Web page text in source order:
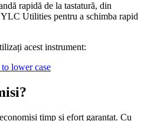
rapidă de la tastatură, din
Utilities pentru a schimba rapid
acest instrument:
lower case
timp și efort garantat. Cu